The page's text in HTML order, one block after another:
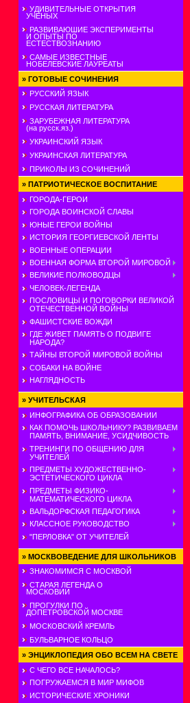
УДИВИТЕЛЬНЫЕ ОТКРЫТИЯ
УЧЕНЫХ
РАЗВИВАЮШИЕ ЭКСПЕРИМЕНТЫ
И ОПЫТЫ ПО
ЕСТЕСТВОЗНАНИЮ
САМЫЕ ИЗВЕСТНЫЕ
НОБЕЛЕВСКИЕ ЛАУРЕАТЫ
» ГОТОВЫЕ СОЧИНЕНИЯ
РУССКИЙ ЯЗЫК
РУССКАЯ ЛИТЕРАТУРА
ЗАРУБЕЖНАЯ ЛИТЕРАТУРА
(на русск.яз.)
УКРАИНСКИЙ ЯЗЫК
УКРАИНСКАЯ ЛИТЕРАТУРА
ПРИКОЛЫ ИЗ СОЧИНЕНИЙ
» ПАТРИОТИЧЕСКОЕ ВОСПИТАНИЕ
ГОРОДА-ГЕРОИ
ГОРОДА ВОИНСКОЙ СЛАВЫ
ЮНЫЕ ГЕРОИ ВОЙНЫ
ИСТОРИЯ ГЕОРГИЕВСКОЙ ЛЕНТЫ
ВОЕННЫЕ ОПЕРАЦИИ
ВОЕННАЯ ФОРМА ВТОРОЙ МИРОВОЙ
ВЕЛИКИЕ ПОЛКОВОДЦЫ
ЧЕЛОВЕК-ЛЕГЕНДА
ПОСЛОВИЦЫ И ПОГОВОРКИ ВЕЛИКОЙ
ОТЕЧЕСТВЕННОЙ ВОЙНЫ
ФАШИСТСКИЕ ВОЖДИ
ГДЕ ЖИВЕТ ПАМЯТЬ О ПОДВИГЕ
НАРОДА?
ТАЙНЫ ВТОРОЙ МИРОВОЙ ВОЙНЫ
СОБАКИ НА ВОЙНЕ
НАГЛЯДНОСТЬ
» УЧИТЕЛЬСКАЯ
ИНФОГРАФИКА ОБ ОБРАЗОВАНИИ
КАК ПОМОЧЬ ШКОЛЬНИКУ? РАЗВИВАЕМ
ПАМЯТЬ, ВНИМАНИЕ, УСИДЧИВОСТЬ
ТРЕНИНГИ ПО ОБЩЕНИЮ ДЛЯ
УЧИТЕЛЕЙ
ПРЕДМЕТЫ ХУДОЖЕСТВЕННО-
ЭСТЕТИЧЕСКОГО ЦИКЛА
ПРЕДМЕТЫ ФИЗИКО-
МАТЕМАТИЧЕСКОГО ЦИКЛА
ВАЛЬДОРФСКАЯ ПЕДАГОГИКА
КЛАССНОЕ РУКОВОДСТВО
"ПЕРЛОВКА" ОТ УЧИТЕЛЕЙ
» МОСКВОВЕДЕНИЕ ДЛЯ ШКОЛЬНИКОВ
ЗНАКОМИМСЯ С МОСКВОЙ
СТАРАЯ ЛЕГЕНДА О
МОСКОВИИ
ПРОГУЛКИ ПО
ДОПЕТРОВСКОЙ МОСКВЕ
МОСКОВСКИЙ КРЕМЛЬ
БУЛЬВАРНОЕ КОЛЬЦО
» ЭНЦИКЛОПЕДИЯ ОБО ВСЕМ НА СВЕТЕ
С ЧЕГО ВСЕ НАЧАЛОСЬ?
ПОГРУЖАЕМСЯ В МИР МИФОВ
ИСТОРИЧЕСКИЕ ХРОНИКИ